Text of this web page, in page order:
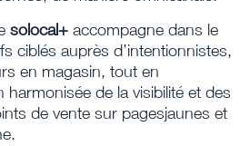
solocal+ accompagne dans le
ciblés auprès d’intentionnistes,
en magasin, tout en
de la visibilité et des
de vente sur pagesjaunes et